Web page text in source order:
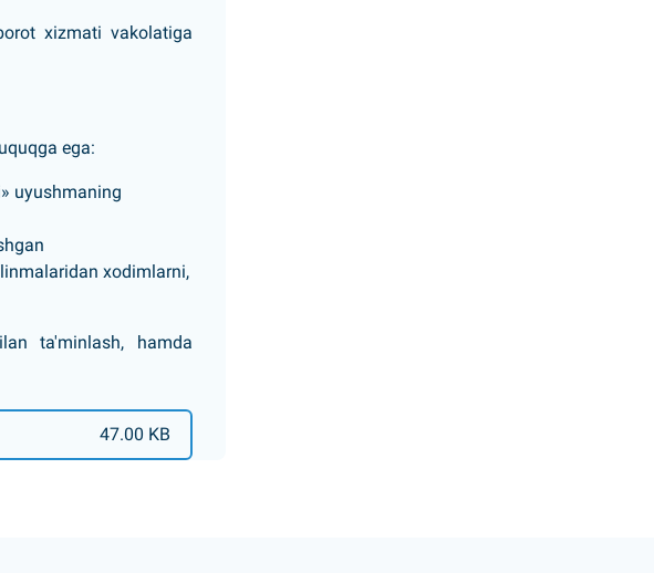
xizmati vakolatiga
ega:
uyushmaning
xodimlarni,
ta'minlash, hamda
47.00 KB